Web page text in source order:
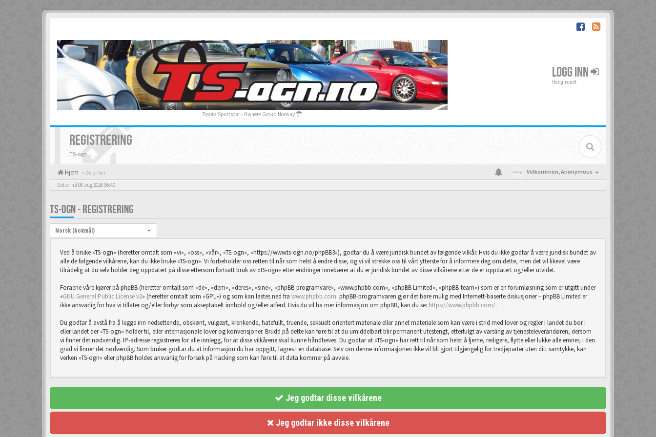
Toyota Sportscar - Owners Group Norway
LOGG INN
Heng rundt
REGISTRERING
TS-ogn
Hjem « Du er her Velkommen,Anonymous
Det er nå 08 aug 2026 06:40
TS-OGN - REGISTRERING
Språk:Norsk (bokmål)
Ved å bruke «TS-ogn» (heretter omtalt som «vi», «oss», «vår», «TS-ogn», «https://www.ts-ogn.no/phpBB3»), godtar du å være juridisk bundet av følgende vilkår. Hvis du ikke godtar å være juridisk bundet av
alle de følgende vilkårene, kan du ikke bruke «TS-ogn». Vi forbeholder oss retten til når som helst å endre disse, og vi vil strekke oss til vårt ytterste for å informere deg om dette, men det vil likevel være
tilrådelig at du selv holder deg oppdatert på disse ettersom fortsatt bruk av «TS-ogn» etter endringer innebærer at du er juridisk bundet av disse vilkårene etter de er oppdatert og/eller utvidet.
Foraene våre kjører på phpBB (heretter omtalt som «de», «dem», «deres», «sine», «phpBB-programvare», «www.phpbb.com», «phpBB Limited», «phpBB-team») som er en forumløsning som er utgitt under
«GNU General Public License v2» (heretter omtalt som «GPL») og som kan lastes ned fra www.phpbb.com. phpBB-programvaren gjør det bare mulig med Internett-baserte diskusjoner – phpBB Limited er
ikke ansvarlig for hva vi tillater og/eller forbyr som akseptabelt innhold og/eller atferd. Hvis du vil ha mer informasjon om phpBB, kan du se: https://www.phpbb.com/.
Du godtar å avstå fra å legge inn nedsettende, obskønt, vulgært, krenkende, hatefullt, truende, seksuelt orientert materiale eller annet materiale som kan være i strid med lover og regler i landet du bor i
eller landet der «TS-ogn» holder til, eller internasjonale lover og konvensjoner. Brudd på dette kan føre til at du umiddelbart blir permanent utestengt, etterfulgt av varsling av tjenesteleverandøren, dersom
vi finner det nødvendig. IP-adresse regsistreres for alle innlegg, for at disse vilkårene skal kunne håndheves. Du godtar at «TS-ogn» har rett til når som helst å fjerne, redigere, flytte eller lukke alle emner, i den
grad vi finner det nødvendig. Som bruker godtar du at informasjon du har oppgitt, lagres i en database. Selv om denne informasjonen ikke vil bli gjort tilgjengelig for tredjeparter uten ditt samtykke, kan
verken «TS-ogn» eller phpBB holdes ansvarlig for forsøk på hacking som kan føre til at data kommer på avveie.
Jeg godtar disse vilkårene
Jeg godtar ikke disse vilkårene